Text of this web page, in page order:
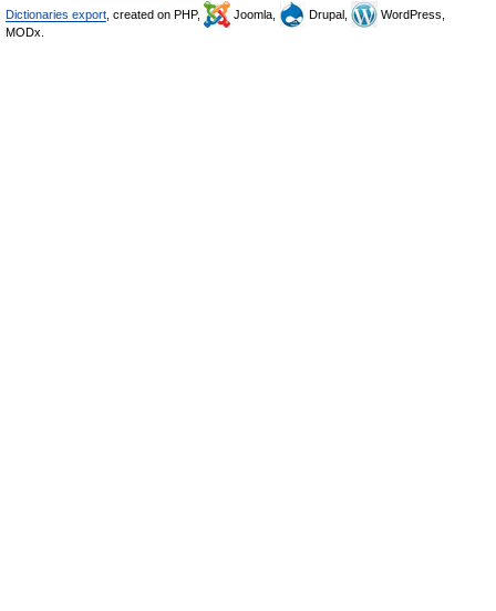
Dictionaries export , created on PHP, Joomla, Drupal,
WordPress,
MODx.